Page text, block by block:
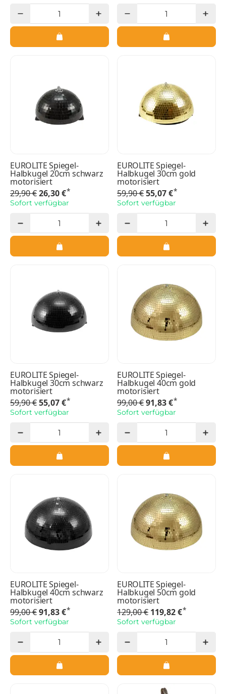
EUROLITE Spiegel-
Halbkugel 20cm schwarz
motorisiert
29,90 €26,30 €*
Sofort verfügbar
EUROLITE Spiegel-
Halbkugel 30cm gold
motorisiert
59,90 €55,07 €*
Sofort verfügbar
EUROLITE Spiegel-
Halbkugel 30cm schwarz
motorisiert
59,90 €55,07 €*
Sofort verfügbar
EUROLITE Spiegel-
Halbkugel 40cm gold
motorisiert
99,00 €91,83 €*
Sofort verfügbar
EUROLITE Spiegel-
Halbkugel 40cm schwarz
motorisiert
99,00 €91,83 €*
Sofort verfügbar
EUROLITE Spiegel-
Halbkugel 50cm gold
motorisiert
129,00 € 119,82 €*
Sofort verfügbar